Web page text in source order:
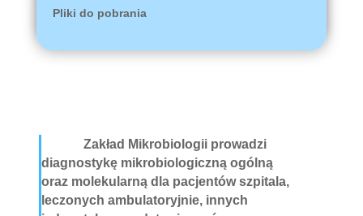
Pliki do pobrania
Zakład Mikrobiologii prowadzi
diagnostykę mikrobiologiczną ogólną
oraz molekularną dla pacjentów szpitala,
leczonych ambulatoryjnie, innych